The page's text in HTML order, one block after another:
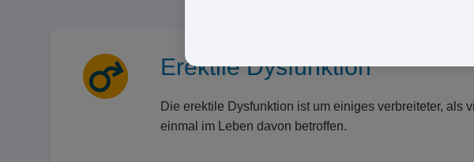
Erektile Dysfunktion
Die erektile Dysfunktion ist um einiges verbreiteter,
einmal im Leben davon betroffen.